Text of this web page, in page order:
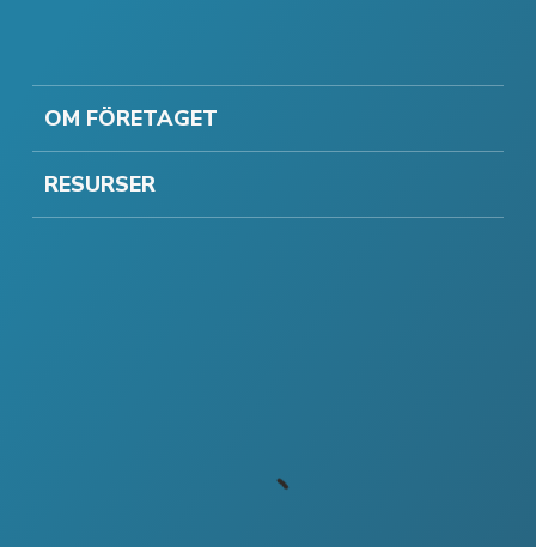
OM FÖRETAGET
RESURSER